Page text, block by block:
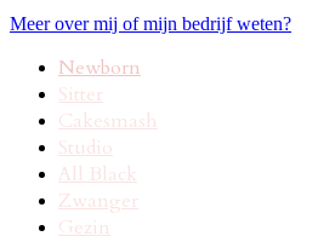
Meer over mij of mijn bedrijf weten?
Newborn
Sitter
Cakesmash
Studio
All Black
Zwanger
Gezin